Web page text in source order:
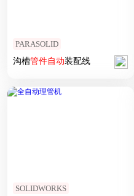
PARASOLID
沟槽管件自动装配线
SOLIDWORKS